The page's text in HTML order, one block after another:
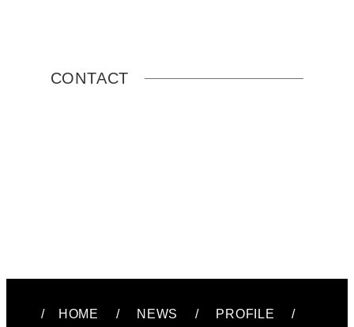
CONTACT
/ HOME / NEWS / PROFILE /